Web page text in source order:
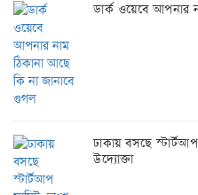
ডার্ক ওয়েবে আপনার
ঢাকায় বসছে
উদ্যোক্তা